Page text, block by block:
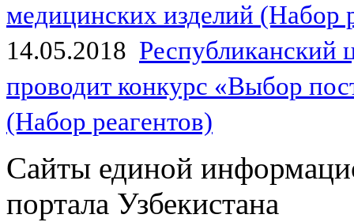
медицинских изделий (Набор
14.05.2018
проводит конкурс «Выбор
(Набор реагентов)
Сайты единой
портала Узбекистана